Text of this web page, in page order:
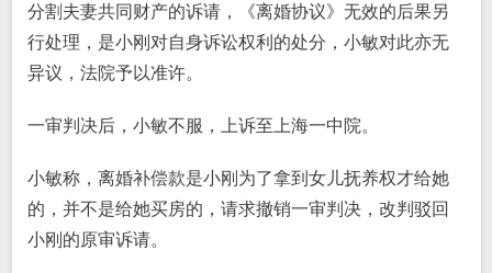
分割夫妻共同财产的诉请，《离婚协议》无效的后果另
行处理，是小刚对自身诉讼权利的处分，小敏对此亦无
异议，法院予以准许。
一审判决后，小敏不服，上诉至上海一中院。
小敏称，离婚补偿款是小刚为了拿到女儿抚养权才给她
的，并不是给她买房的，请求撤销一审判决，改判驳回
小刚的原审诉请。